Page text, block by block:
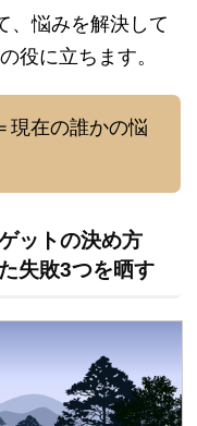
、悩みを解決して
役に立ちます。
現在の誰かの悩
ットの決め方
失敗3つを晒す